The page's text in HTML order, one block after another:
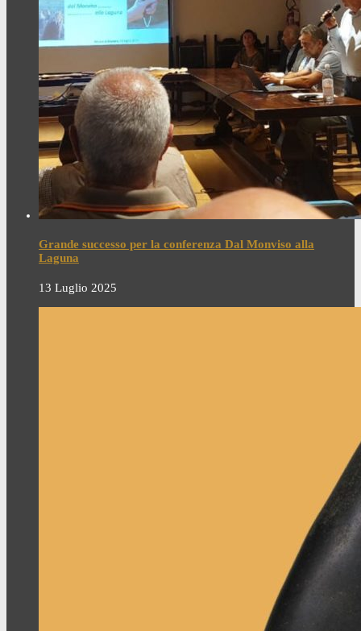
Grande successo per la conferenza Dal Monviso alla
Laguna
13 Luglio 2025